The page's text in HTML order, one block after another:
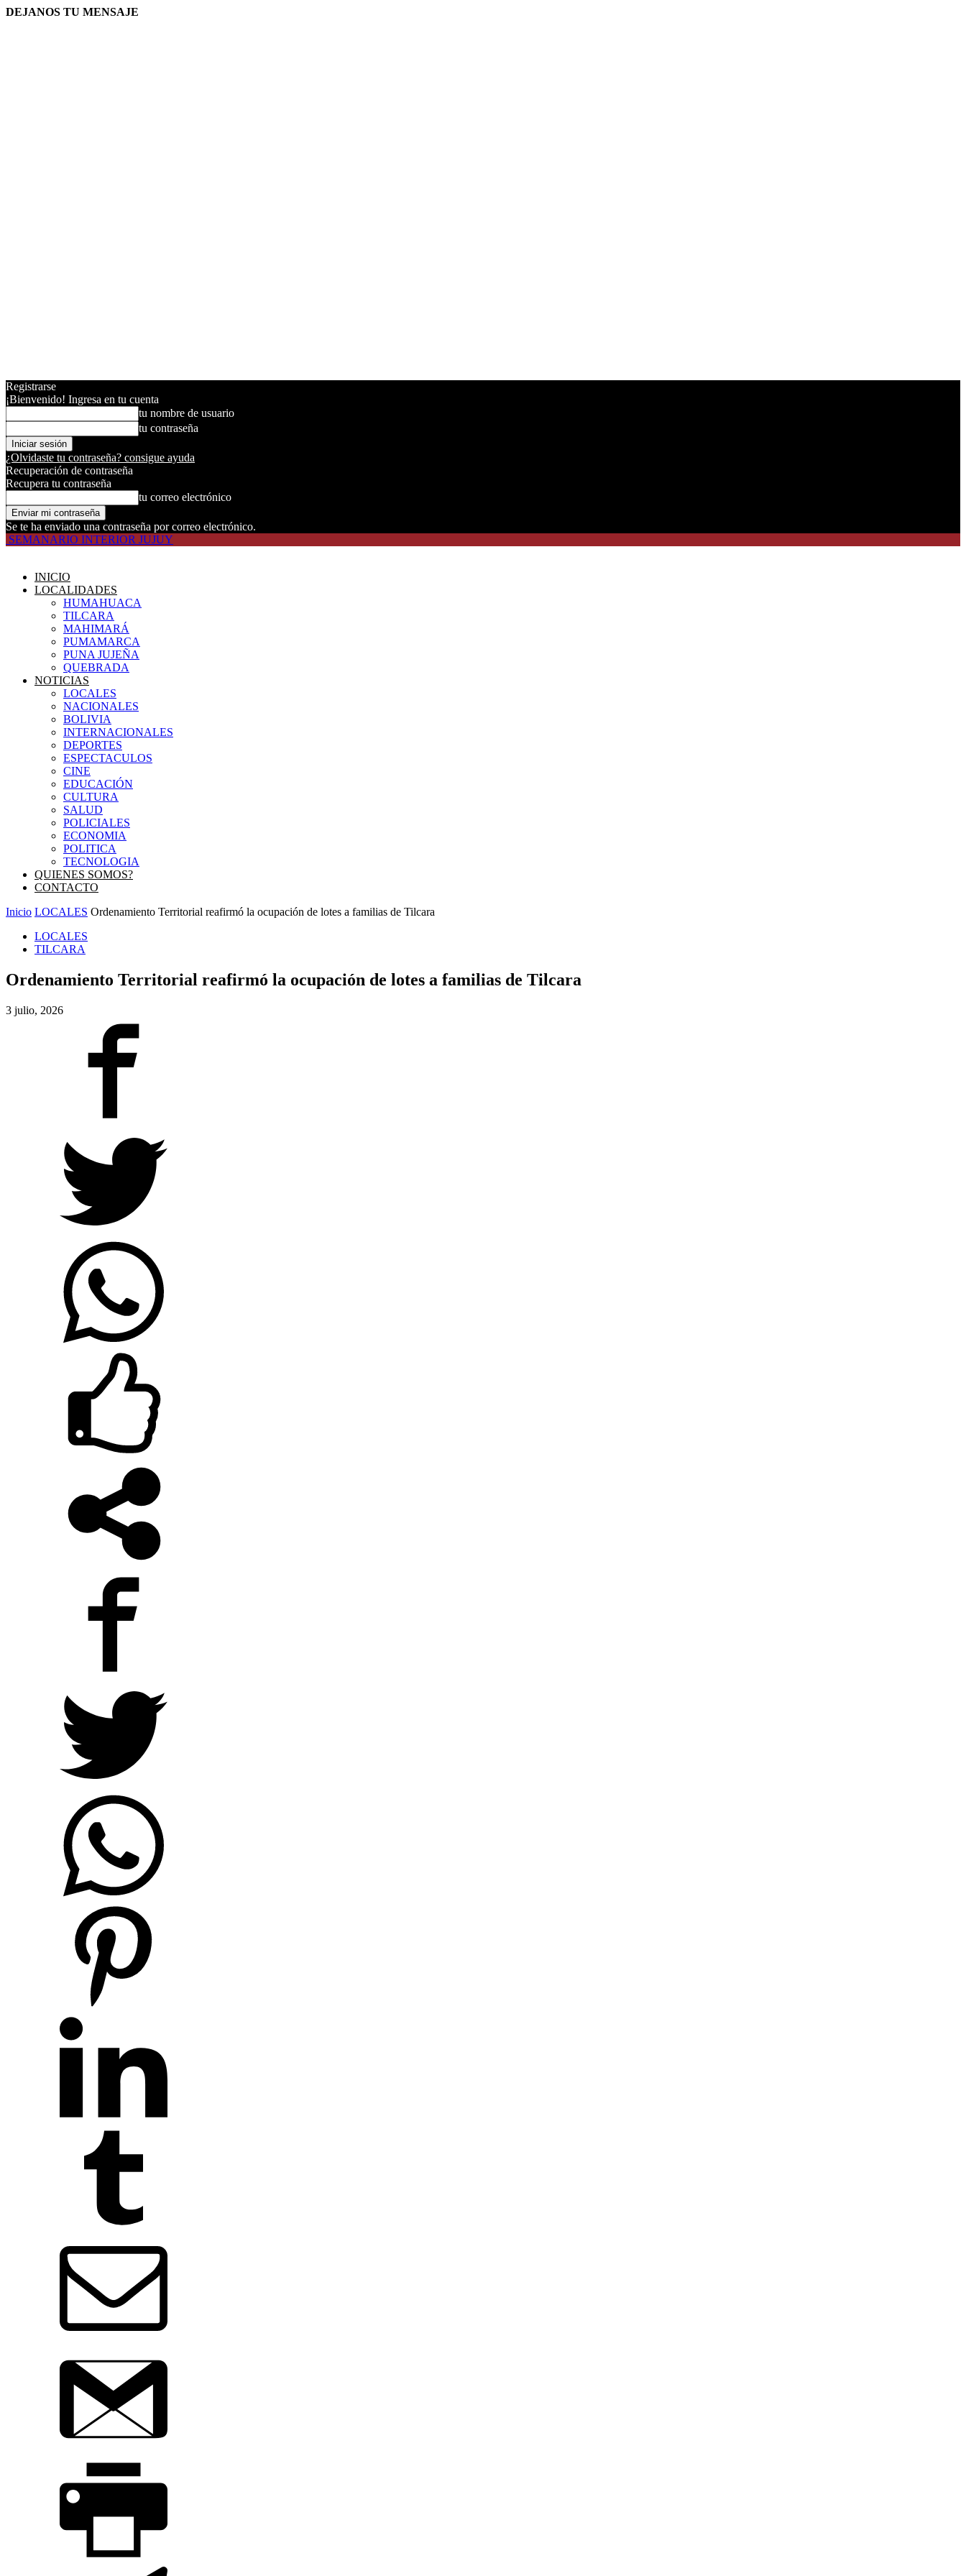
DEJANOS TU MENSAJE
Registrarse
¡Bienvenido! Ingresa en tu cuenta
tu nombre de usuario
tu contraseña
¿Olvidaste tu contraseña? consigue ayuda
Recuperación de contraseña
Recupera tu contraseña
tu correo electrónico
Se te ha enviado una contraseña por correo electrónico.
SEMANARIO INTERIOR JUJUY
INICIO
LOCALIDADES
HUMAHUACA
TILCARA
MAHIMARÁ
PUMAMARCA
PUNA JUJEÑA
QUEBRADA
NOTICIAS
LOCALES
NACIONALES
BOLIVIA
INTERNACIONALES
DEPORTES
ESPECTACULOS
CINE
EDUCACIÓN
CULTURA
SALUD
POLICIALES
ECONOMIA
POLITICA
TECNOLOGIA
QUIENES SOMOS?
CONTACTO
Inicio LOCALES Ordenamiento Territorial reafirmó la ocupación de lotes a familias de Tilcara
LOCALES
TILCARA
Ordenamiento Territorial reafirmó la ocupación de lotes a familias de Tilcara
3 julio, 2026